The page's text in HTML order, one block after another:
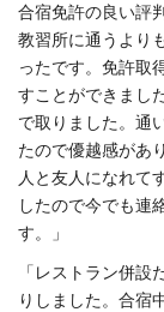
合宿免許の良い評
教習所に通うより
ったです。免許取
すことができまし
で取りました。通
たので優越感があ
人と友人になれて
したので今でも連
す。」
「レストラン併設
りしました。合宿